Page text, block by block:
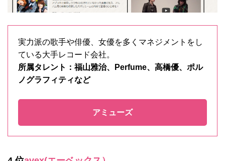
実力派の歌手や俳優、女優を多くマネジメントをし
ている大手レコード会社。
所属タレント：福山雅治、Perfume、高橋優、ポル
ノグラフィティなど
アミューズ